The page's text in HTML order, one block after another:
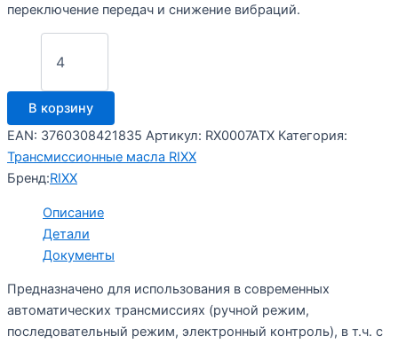
переключение передач и снижение вибраций.
Количество
масло
RIXX
TR
ATF-
VI
В корзину
EAN: 3760308421835 Артикул: RX0007ATX Категория:
Трансмиссионные масла RIXX
Бренд:RIXX
Описание
Детали
Документы
Предназначено для использования в современных
автоматических трансмиссиях (ручной режим,
последовательный режим, электронный контроль), в т.ч. с